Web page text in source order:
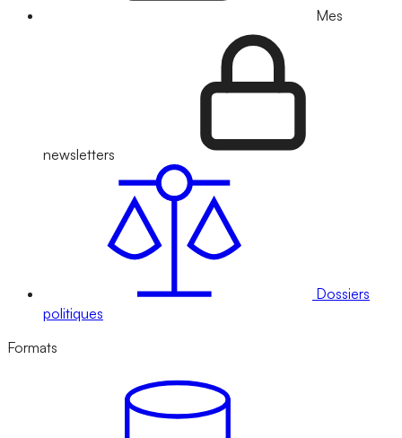
Mes
newsletters
Dossiers
politiques
Formats